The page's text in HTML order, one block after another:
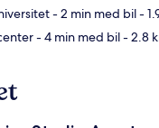
- 2 min med bil-
- 4 min med bil- 2.8